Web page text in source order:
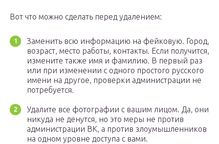
Вот что можно сделать перед удалением:
Заменить всю информацию на фейковую. Город,
возраст, место работы, контакты. Если получится,
измените также имя и фамилию. В первый раз
или при изменении с одного простого русского
имени на другое, проверки администрации не
потребуется.
Удалите все фотографии с вашим лицом. Да, они
никуда не денутся, но это меры не против
администрации ВК, а против злоумышленников
на одном уровне доступа с вами.